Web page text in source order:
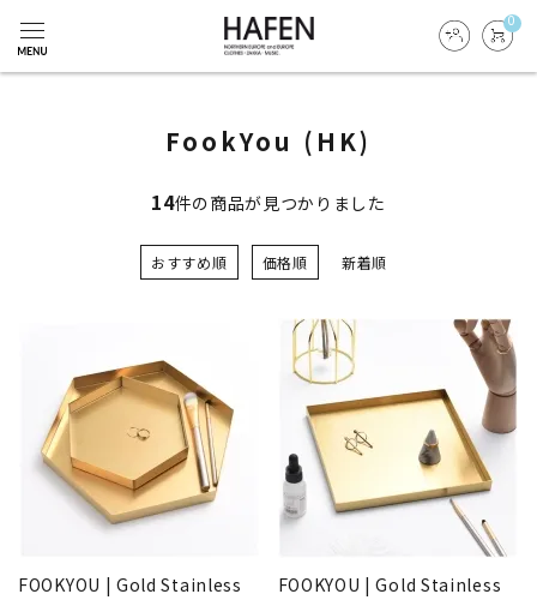
0
FookYou (HK)
14件の商品が見つかりました
おすすめ順 価格順 新着順
FOOKYOU | Gold Stainless
FOOKYOU | Gold Stainless